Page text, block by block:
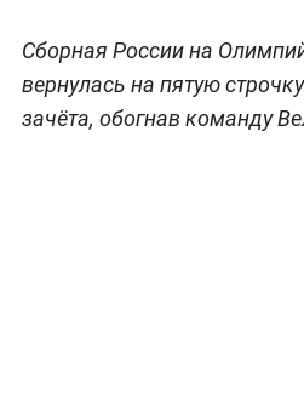
Сборная России на
вернулась на пятую
зачёта, обогнав команду